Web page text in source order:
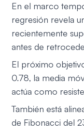
En el marco
regresión revela
recientemente
antes de
El próximo
0.78, la media
actúa como
También está
de Fibonacci del